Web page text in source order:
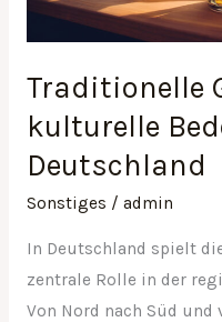
Traditionelle
kulturelle
Deutschland
Sonstiges / admin
In Deutschland spielt
zentrale Rolle in der
Von Nord nach Süd und